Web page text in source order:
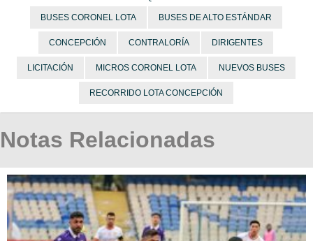
BUSES CORONEL LOTA BUSES DE ALTO ESTÁNDAR
CONCEPCIÓN CONTRALORÍA DIRIGENTES
LICITACIÓN MICROS CORONEL LOTA NUEVOS BUSES
RECORRIDO LOTA CONCEPCIÓN
Notas Relacionadas